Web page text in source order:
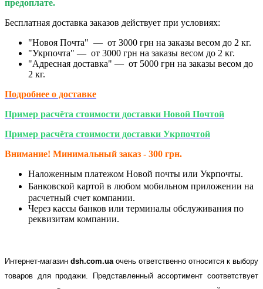
предоплате.
Бесплатная доставка заказов действует при условиях:
"Новоя Почта" — от 3000 грн на заказы весом до 2 кг.
"Укрпочта" — от 3000 грн на заказы весом до 2 кг.
"Адресная доставка" — от 5000 грн на заказы весом до
2 кг.
Подробнее о доставке
Пример расчёта стоимости доставки Новой Почтой
Пример расчёта стоимости доставки Укрпочтой
Внимание! Минимальный заказ - 300 грн.
Наложенным платежом Новой почты или Укрпочты.
Банковской картой в любом мобильном приложении на
расчетный счет компании.
Через кассы банков или терминалы обслуживания по
реквизитам компании.
Интернет-магазин dsh.com.ua очень ответственно относится к выбору
товаров для продажи. Представленный ассортимент соответствует